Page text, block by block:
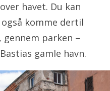
havet. Du kan
komme dertil
parken –
gamle havn.